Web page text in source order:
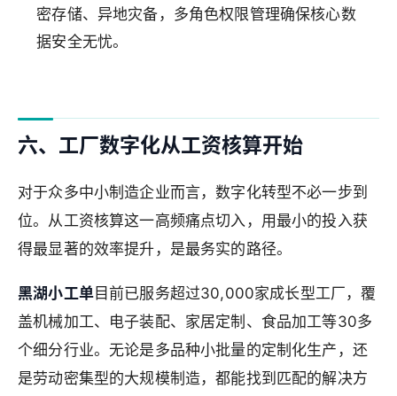
密存储、异地灾备，多角色权限管理确保核心数
据安全无忧。
六、工厂数字化从工资核算开始
对于众多中小制造企业而言，数字化转型不必一步到
位。从工资核算这一高频痛点切入，用最小的投入获
得最显著的效率提升，是最务实的路径。
黑湖小工单目前已服务超过30,000家成长型工厂，覆
盖机械加工、电子装配、家居定制、食品加工等30多
个细分行业。无论是多品种小批量的定制化生产，还
是劳动密集型的大规模制造，都能找到匹配的解决方